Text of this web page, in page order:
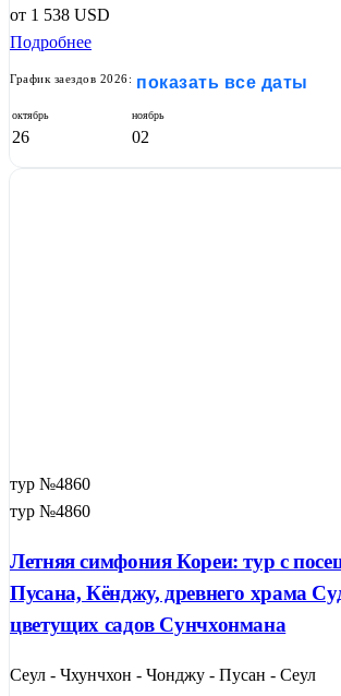
от 1 538 USD
Подробнее
График заездов 2026: показать все даты
октябрь
26
ноябрь
02
тур №4860
тур №4860
Летняя симфония Кореи: тур с
Пусана, Кёнджу, древнего храма
цветущих садов Сунчхонмана
Сеул - Чхунчхон - Чонджу - Пусан - Сеул